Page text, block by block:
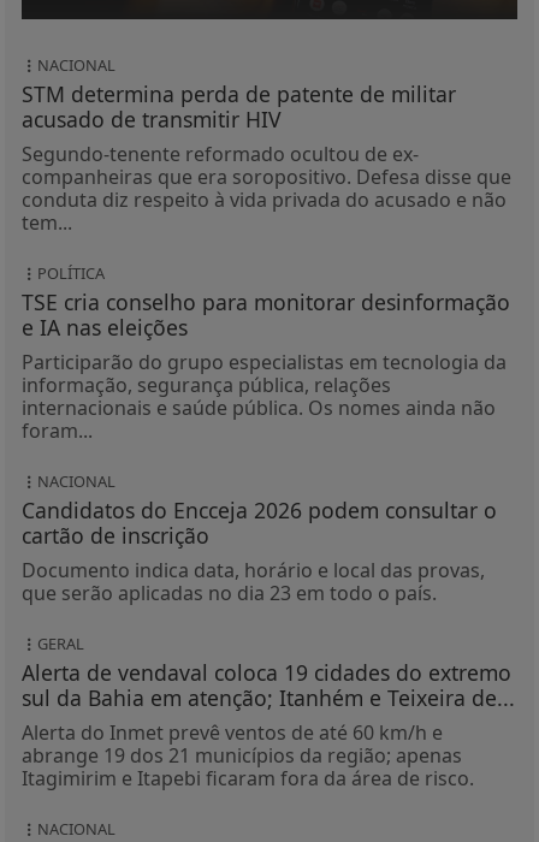
NACIONAL
STM determina perda de patente de militar
acusado de transmitir HIV
Segundo-tenente reformado ocultou de ex-
companheiras que era soropositivo. Defesa disse que
conduta diz respeito à vida privada do acusado e não
tem...
POLÍTICA
TSE cria conselho para monitorar desinformação
e IA nas eleições
Participarão do grupo especialistas em tecnologia da
informação, segurança pública, relações
internacionais e saúde pública. Os nomes ainda não
foram...
NACIONAL
Candidatos do Encceja 2026 podem consultar o
cartão de inscrição
Documento indica data, horário e local das provas,
que serão aplicadas no dia 23 em todo o país.
GERAL
Alerta de vendaval coloca 19 cidades do extremo
sul da Bahia em atenção; Itanhém e Teixeira de...
Alerta do Inmet prevê ventos de até 60 km/h e
abrange 19 dos 21 municípios da região; apenas
Itagimirim e Itapebi ficaram fora da área de risco.
NACIONAL